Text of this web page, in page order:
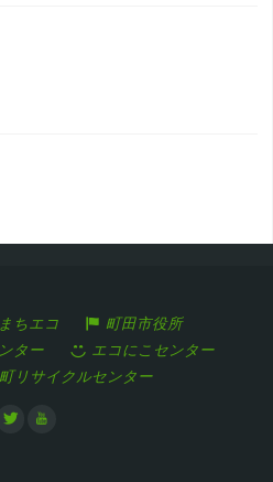
ちエコ
町田市役所
ター
エコにこセンター
リサイクルセンター